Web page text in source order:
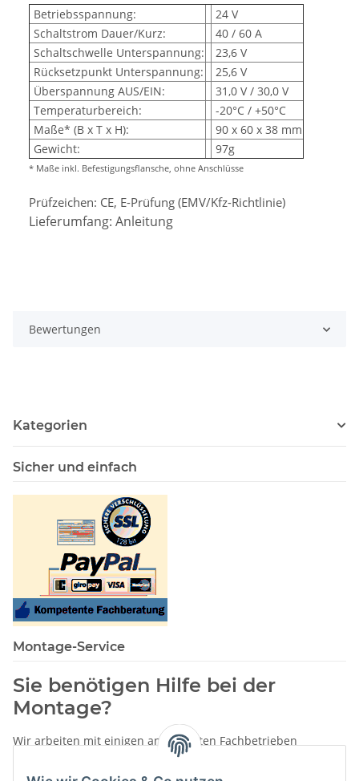
Betriebsspannung:
24 V
Schaltstrom Dauer/Kurz:
40 / 60 A
Schaltschwelle Unterspannung:
23,6 V
Rücksetzpunkt Unterspannung:
25,6 V
Überspannung AUS/EIN:
31,0 V / 30,0 V
Temperaturbereich:
-20°C / +50°C
Maße* (B x T x H):
90 x 60 x 38 mm
Gewicht:
97g
* Maße inkl. Befestigungsflansche, ohne Anschlüsse
Prüfzeichen: CE, E-Prüfung (EMV/Kfz-Richtlinie)
Lieferumfang: Anleitung
Bewertungen
Kategorien
Sicher und einfach
Montage-Service
Sie benötigen Hilfe bei der
Montage?
Wir arbeiten mit einigen anerkannten Fachbetrieben